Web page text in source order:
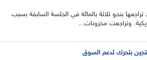
بنحو ثلاثة بالمائة في الجلسة السابقة بسبب
وتراجعت مخزونات...
بتحرك لدعم السوق